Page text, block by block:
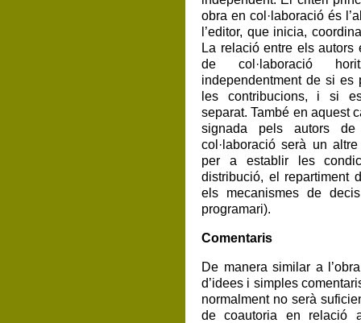
obra en col·laboració és
l’editor, que inicia,
La relació entre els
de col·laboració
independentment de si es
les contribucions, i si
separat. També en aquest
signada pels autors
col·laboració serà un
per a establir les
distribució, el repartiment
els mecanismes de
programari).
Comentaris
De manera similar a
d’idees i simples
normalment no serà
de coautoria en relació